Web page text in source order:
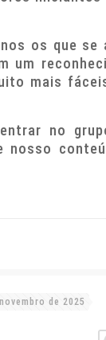
os que se
um
mais
no
nosso
de 2025